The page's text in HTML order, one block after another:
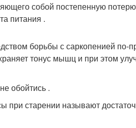
собой постепенную
питания .
борьбы с саркопенией по-
тонус мышц и при этом
обойтись .
старении называют